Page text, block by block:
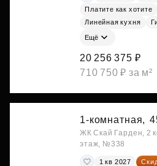
Платите как хотите
Линейная кухня
Ещё
20 256 375 ₽
710 750 ₽ за м²
1-комнатная,
ЖК Скай Гарден, 2
этаж, №338
1 кв 2027